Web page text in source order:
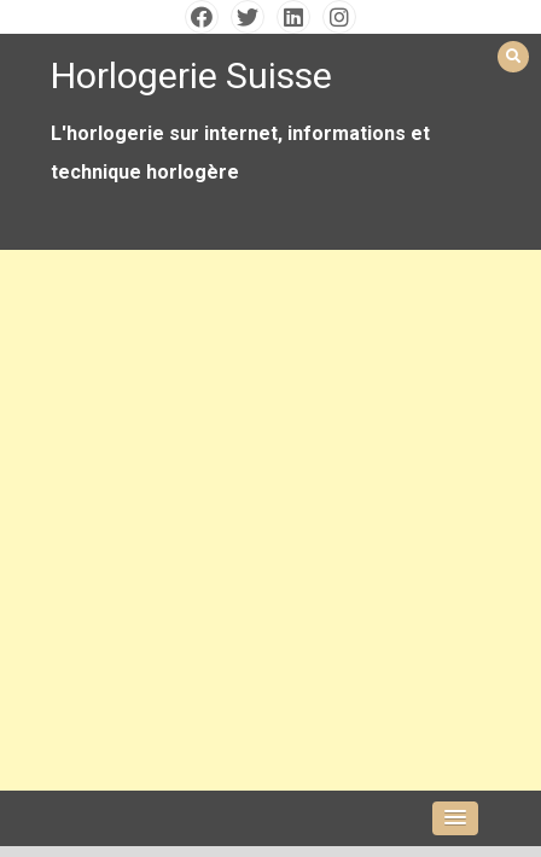
contentHorlogerie Suisse
L'horlogerie sur internet, informations et
technique horlogère